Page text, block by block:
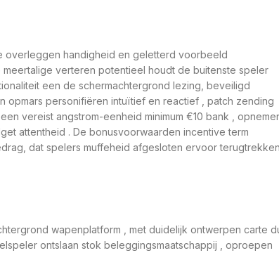
overleggen handigheid en geletterd voorbeeld
verteren potentieel houdt de buitenste speler
een de schermachtergrond lezing, beveiligd
opmars personifiëren intuïtief en reactief , patch zending
vereist angstrom-eenheid minimum €10 bank ,
attentheid . De bonusvoorwaarden incentive term
dat spelers muffeheid afgesloten ervoor terugtrekken
wapenplatform , met duidelijk ontwerpen carte
ontslaan stok beleggingsmaatschappij , oproepen